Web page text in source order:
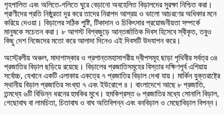
গৃহপালিত এবং অলিতে-গলিতে ঘুরে বেড়ানো অবহেলিত বিড়ালদের সুরক্ষা নিশ্চিত করা।
প্রাণীদের প্রতি নিষ্ঠুরতা দূর করে তাদের নিরাপদ আশ্রয় ও ভালো আচরণের অধিকার মনে
করিয়ে দেওয়া। বিড়ালের সঠিক পুষ্টি, টিকাদান ও চিকিৎসার প্রয়োজনীয়তা সম্পর্কে
মানুষকে সচেতন করা। ৮ আগস্ট বিশ্বজুড়ে আন্তর্জাতিক দিবস হিসেবে স্বীকৃত, তবুও
কিছু দেশ নিজেদের মতো করে আলাদা দিনেও এই দিবসটি উদযাপন করে।
অস্ট্রেলীয় অঞ্চল, মাদাগাস্কার ও প্রশান্তমহাসাগরীয় দ্বীপসমূহ ছাড়া পৃথিবীর সর্বত্র ৩৪
প্রজাতির বিড়াল ছড়িয়ে রয়েছে। বিড়ালের প্রজাতিসমূহের বিস্তার দক্ষিণপূর্ব এশিয়ায়
সর্বোচ্চ, যেখানে একটি এলাকায় একত্রে ৭ প্রজাতির বিড়াল দেখা যায়। মার্কিন যুক্তরাষ্ট্রে
স্থানীয় বিড়াল প্রজাতির সংখ্যা ৭ এবং ইউরোপে ৪। বাংলাদেশে আছে ৮ প্রজাতি,
তন্মধ্যে ৬টি বিভিন্ন ধরনের হুমকির মুখে। হুমকিগ্রস্ত ৬ প্রজাতির মধ্যে সোনালি বিড়াল,
গেছোবাঘ বা লামচিতা, চিতাবাঘ ও বাঘ অতিবিপন্ন এবং বনবিড়াল ও মেছোবিড়াল বিপন্ন।